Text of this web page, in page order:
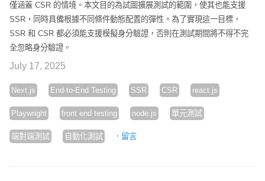
僅涵蓋 CSR 的情境。本文目的為試圖擴展測試的範圍，使其也能支援
SSR，同時具備根據不同條件動態配置的彈性。為了實現這一目標，
SSR 和 CSR 都必須能支援模擬身分驗證，否則在測試期間將不得不完
全忽略身分驗證。
July 17, 2025
Next.js End-to-End Testing SSR CSR react.js
Playwright front end testing node.js 單元測試
端對端測試 自動化測試 · 留言